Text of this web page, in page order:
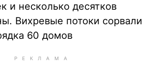
и несколько десятков
Вихревые потоки сорвали
60 домов